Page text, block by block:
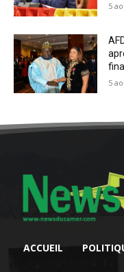
5
5
ACCUEIL